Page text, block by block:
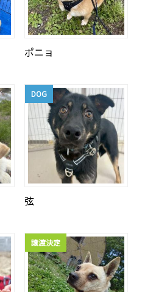
ポニョ
DOG
弦
譲渡決定